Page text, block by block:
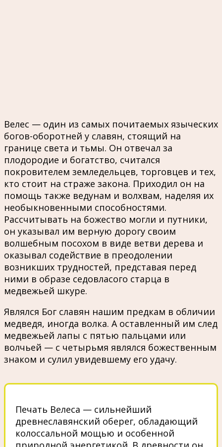
Велес — один из самых почитаемых языческих
богов-оборотней у славян, стоящий на
границе света и тьмы. Он отвечал за
плодородие и богатство, считался
покровителем земледельцев, торговцев и тех,
кто стоит на страже закона. Приходил он на
помощь также ведунам и волхвам, наделяя их
необыкновенными способностями.
Рассчитывать на божество могли и путники,
он указывал им верную дорогу своим
волшебным посохом в виде ветви дерева и
оказывал содействие в преодолении
возникших трудностей, представая перед
ними в образе седовласого старца в
медвежьей шкуре.
Являлся Бог славян нашим предкам в обличии
медведя, иногда волка. А оставленный им след
медвежьей лапы с пятью пальцами или
волчьей — с четырьмя являлся божественным
знаком и сулил увидевшему его удачу.
Печать Велеса — сильнейший
древнеславянский оберег, обладающий
колоссальной мощью и особенной